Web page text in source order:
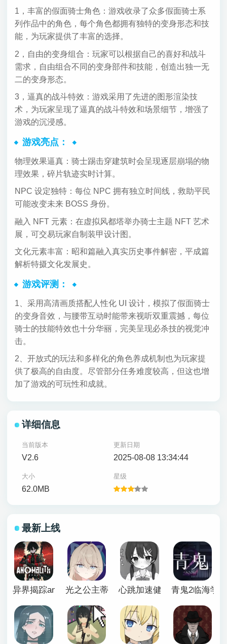
1，丰富的假面骑士角色：游戏收录了众多假面骑士系
列作品中的角色，每个角色都拥有独特的变身形态和技
能，为玩家提供了丰富的选择。
2，自由的变身组合：玩家可以根据自己的喜好和战斗
需求，自由组合不同的变身部件和技能，创造出独一无
二的变身形态。
3，逼真的战斗特效：游戏采用了先进的图形渲染技
术，为玩家呈现了逼真的战斗特效和场景细节，增强了
游戏的沉浸感。
游戏亮点：
物理效果逼真：骑士踢击穿建筑时会呈现逐层崩塌的物
理效果，碎片轨迹实时计算。
NPC 设定独特：每位 NPC 拥有独立时间线，救助平民
可能改变未来 BOSS 身份。
融入 NFT 元素：在虚拟风都塔举办骑士主题 NFT 艺术
展，可交易玩家自制装甲设计图。
文化元素丰富：昭和篇融入真实历史事件解密，平成篇
解析特摄文化发展史。
游戏评测：
1、采用高清画质搭配人性化 UI 设计，模拟了假面骑士
的变身音效，与腰带互动时能带来视听双重震撼，每位
骑士的技能特效也十分华丽，完美呈现必杀技的视觉冲
击。
2、开放式的玩法和多样化的角色养成机制也为玩家提
供了极高的自由度。尽管部分任务难度较高，但这也增
加了游戏的可玩性和成就。
详细信息
当前版本
V2.6
更新日期
2025-08-08 13:34:44
大小
62.0MB
星级
最新上线
异界揭踪anomalith光之公主蒂亚丽普莉兹姆游戏
心跳加速健康诊断安卓汉化
青鬼2临海学